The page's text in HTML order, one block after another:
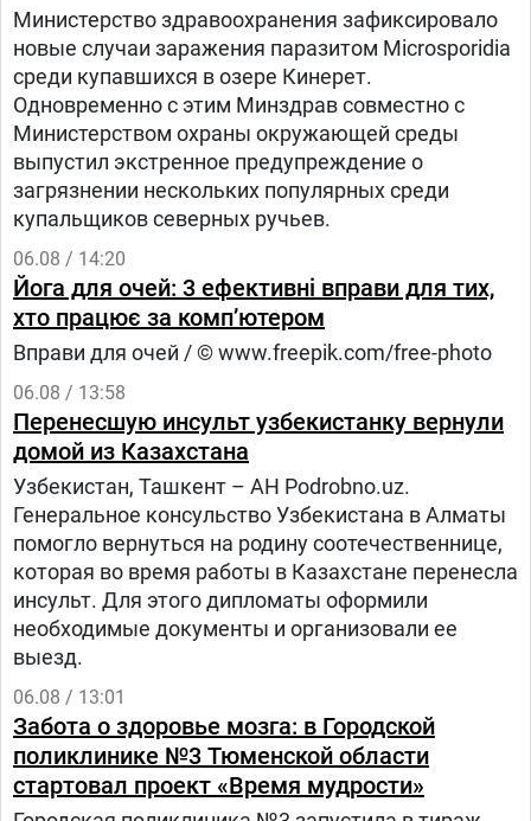
Министерство здравоохранения зафиксировало
новые случаи заражения паразитом Microsporidia
среди купавшихся в озере Кинерет.
Одновременно с этим Минздрав совместно с
Министерством охраны окружающей среды
выпустил экстренное предупреждение о
загрязнении нескольких популярных среди
купальщиков северных ручьев.
06.08 / 14:20
Йога для очей: 3 ефективні вправи для тих,
хто працює за комп’ютером
Вправи для очей / © www.freepik.com/free-photo
06.08 / 13:58
Перенесшую инсульт узбекистанку вернули
домой из Казахстана
Узбекистан, Ташкент – АН Podrobno.uz.
Генеральное консульство Узбекистана в Алматы
помогло вернуться на родину соотечественнице,
которая во время работы в Казахстане перенесла
инсульт. Для этого дипломаты оформили
необходимые документы и организовали ее
выезд.
06.08 / 13:01
Забота о здоровье мозга: в Городской
поликлинике №3 Тюменской области
стартовал проект «Время мудрости»